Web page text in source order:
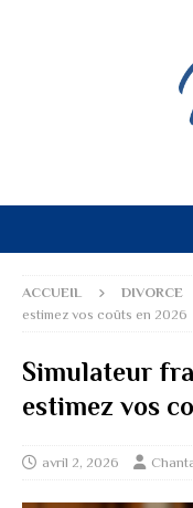
ACCUEIL DIVORCE
estimez vos coûts en 2026
Simulateur
estimez vos
avril 2, 2026